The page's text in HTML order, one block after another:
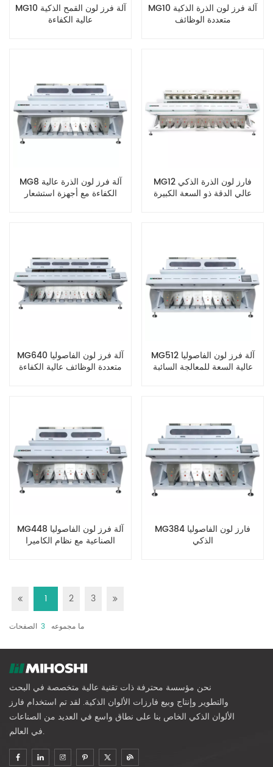
MG10 آلة فرز لون القمح الذكية
عالية الكفاءة
MG10 آلة فرز لون الذرة الذكية
متعددة الوظائف
MG8 آلة فرز لون الذرة عالية
الكفاءة مع أجهزة استشعار
MG12 فارز لون الذرة الذكي
عالي الدقة ذو السعة الكبيرة
MG640 آلة فرز لون الفاصوليا
متعددة الوظائف عالية الكفاءة
MG512 آلة فرز لون الفاصوليا
عالية السعة للمعالجة السائبة
MG448 آلة فرز لون الفاصوليا
الصناعية مع نظام الكاميرا
MG384 فارز لون الفاصوليا
الذكي
1 2 3
ما مجموعه 3 الصفحات
نحن مؤسسة محترفة ذات تقنية عالية متخصصة في البحث
والتطوير وإنتاج وبيع فارزات الألوان الذكية. لقد تم استخدام فارز
الألوان الذكي الخاص بنا على نطاق واسع في العديد من الصناعات
في العالم.